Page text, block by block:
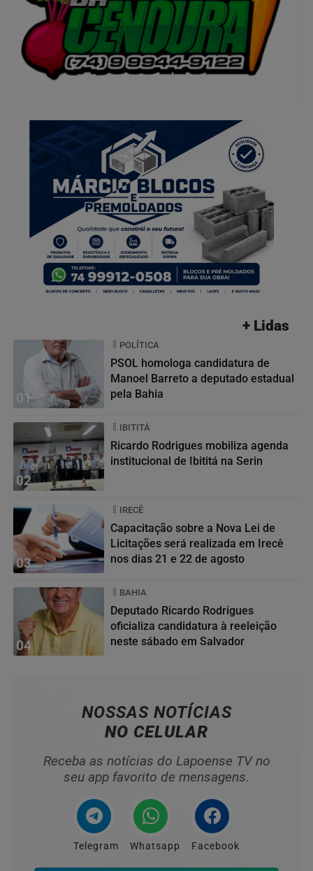
+ Lidas
01
POLÍTICA
PSOL homologa candidatura de
Manoel Barreto a deputado estadual
pela Bahia
02
IBITITÁ
Ricardo Rodrigues mobiliza agenda
institucional de Ibititá na Serin
03
IRECÊ
Capacitação sobre a Nova Lei de
Licitações será realizada em Irecê
nos dias 21 e 22 de agosto
04
BAHIA
Deputado Ricardo Rodrigues
oficializa candidatura à reeleição
neste sábado em Salvador
NOSSAS NOTÍCIAS
NO CELULAR
Receba as notícias do Lapoense TV no
seu app favorito de mensagens.
Telegram Whatsapp Facebook